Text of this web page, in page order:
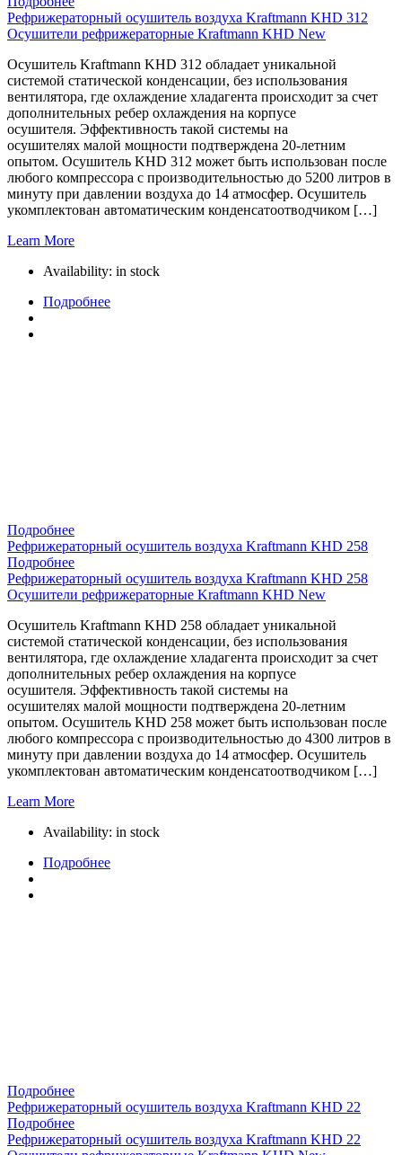
Рефрижераторный осушитель воздуха Kraftmann KHD 312
Осушители рефрижераторные Kraftmann KHD New
Осушитель Kraftmann KHD 312 обладает уникальной
системой статической конденсации, без использования
вентилятора, где охлаждение хладагента происходит за счет
дополнительных ребер охлаждения на корпусе
осушителя. Эффективность такой системы на
осушителях малой мощности подтверждена 20-летним
опытом. Осушитель KHD 312 может быть использован после
любого компрессора с производительностью до 5200 литров в
минуту при давлении воздуха до 14 атмосфер. Осушитель
укомплектован автоматическим конденсатоотводчиком […]
Learn More
Availability: in stock
Подробнее
Подробнее
Рефрижераторный осушитель воздуха Kraftmann KHD 258
Подробнее
Рефрижераторный осушитель воздуха Kraftmann KHD 258
Осушители рефрижераторные Kraftmann KHD New
Осушитель Kraftmann KHD 258 обладает уникальной
системой статической конденсации, без использования
вентилятора, где охлаждение хладагента происходит за счет
дополнительных ребер охлаждения на корпусе
осушителя. Эффективность такой системы на
осушителях малой мощности подтверждена 20-летним
опытом. Осушитель KHD 258 может быть использован после
любого компрессора с производительностью до 4300 литров в
минуту при давлении воздуха до 14 атмосфер. Осушитель
укомплектован автоматическим конденсатоотводчиком […]
Learn More
Availability: in stock
Подробнее
Подробнее
Рефрижераторный осушитель воздуха Kraftmann KHD 22
Подробнее
Рефрижераторный осушитель воздуха Kraftmann KHD 22